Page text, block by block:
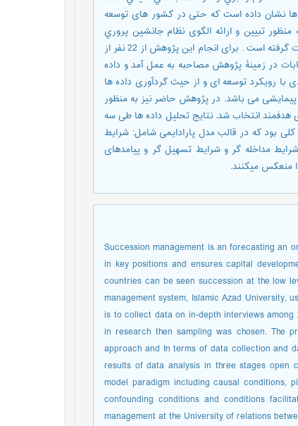
ها نشان داده است که حتی در کشور های توسعه
تبیین و ارائه الگوی نظام جانشین پروري
مدیران دانشگاه آزاد اسلامی با استفاده از رویکرد کیفی نظریۀ داده بنیاد صورت گرفته است . برای انجام این پژوهش از 22 نفر از
در زمینۀ پژوهش مصاحبه به عمل آمد و داده
رویکرد توسعه ای و از حیث گردآوری داده ها
می باشد. در پژوهش حاضر نیز به منظور
هدفمند انتخاب شد. نتایج تحلیل داده ها طی سه
باز، کدگذاری محوري و کدگذاری انتخابی حاکی از ن9 مقوله کلی بود که در قالب مدل پارادایمی شامل: شرایط
مداخله گر و شرایط تسهیل گر و پیامدهای
منعکس میکنند.
Succession management is an forecasting an
in key positions and ensures capital
countries can be seen succession at the low
management system, Islamic Azad University,
is to collect data on in-depth interviews
in research then sampling was chosen. The
approach and In terms of data collection and
results of data analysis in three stages open
model paradigm including causal conditions,
confounding conditions and conditions
management at the University of relations